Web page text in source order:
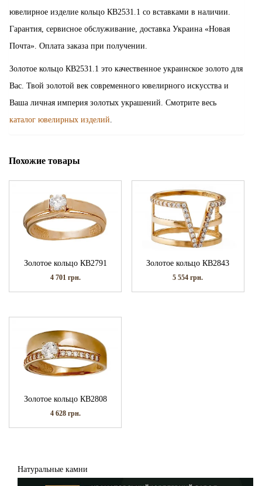
ювелирное изделие кольцо КВ2531.1 со вставками в наличии.
Гарантия, сервисное обслуживание, доставка Украина «Новая
Почта». Оплата заказа при получении.
Золотое кольцо КВ2531.1 это качественное украинское золото для
Вас. Твой золотой век современного ювелирного искусства и
Ваша личная империя золотых украшений. Смотрите весь
каталог ювелирных изделий
Похожие товары
Золотое кольцо КВ2791
4 701 грн.
Золотое кольцо КВ2843
5 554грн.
Золотое кольцо КВ2808
4 628 грн.
Натуральные камни